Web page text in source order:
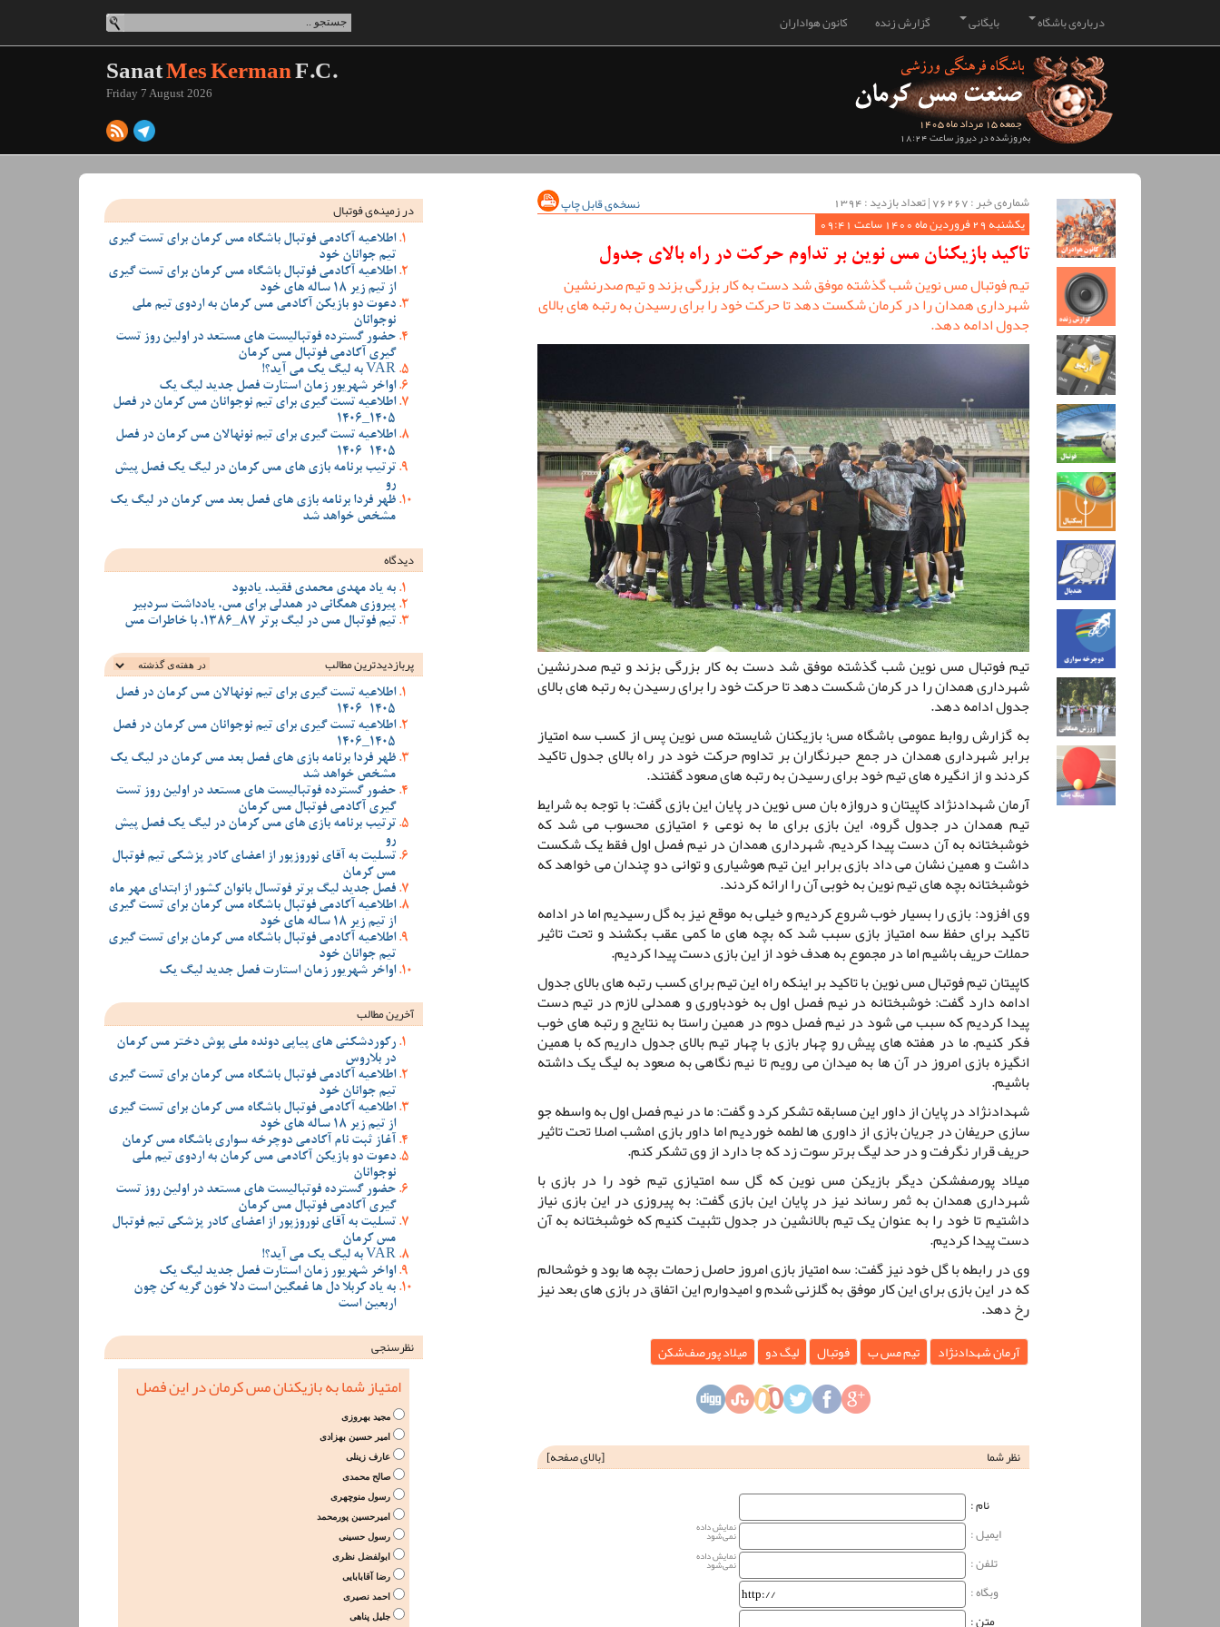
کانون هواداران گزارش زنده بایگانی درباره‌ی باشگاه
جمعه 15 مرداد ماه 1405
به‌روزشده در دیروز ساعت 18:24
SanatMes KermanF.C.
Friday 7 August 2026
شماره‌ی خبر : ‌76267 | تعداد بازدید : 1394
نسخه‌ی قابل چاپ
یکشنبه 29 فروردین ماه 1400 ساعت 09:41
تاکید بازیکنان مس نوین بر تداوم حرکت در راه بالای جدول
تیم فوتبال مس نوین شب گذشته موفق شد دست به کار بزرگی بزند و تیم صدرنشین
شهرداری همدان را در کرمان شکست دهد تا حرکت خود را برای رسیدن به رتبه های بالای
جدول ادامه دهد.
تیم فوتبال مس نوین شب گذشته موفق شد دست به کار بزرگی بزند و تیم صدرنشین
شهرداری همدان را در کرمان شکست دهد تا حرکت خود را برای رسیدن به رتبه های بالای
جدول ادامه دهد.
به گزارش روابط عمومی باشگاه مس؛ بازیکنان شایسته مس نوین پس از کسب سه امتیاز
برابر شهرداری همدان در جمع حبرنگاران بر تداوم حرکت خود در راه بالای جدول تاکید
کردند و از انگیره های تیم خود برای رسیدن به رتبه های صعود گفتند.
آرمان شهدادنژاد کاپیتان و دروازه بان مس نوین در پایان این بازی گفت: با توجه به شرایط
تیم همدان در جدول گروه، این بازی برای ما به نوعی 6 امتیازی محسوب می شد که
خوشبختانه به آن دست پیدا کردیم. شهرداری همدان در نیم فصل اول فقط یک شکست
داشت و همین نشان می داد بازی برابر این تیم هوشیاری و توانی دو چندان می خواهد که
خوشبختانه بچه های تیم نوین به خوبی آن را ارائه کردند.
وی افزود: بازی را بسیار خوب شروع کردیم و خیلی به موقع نیز به گل رسیدیم اما در ادامه
تاکید برای حفظ سه امتیاز بازی سبب شد که بچه های ما کمی عقب بکشند و تحت تاثیر
حملات حریف باشیم اما در مجموع به هدف خود از این بازی دست پیدا کردیم.
کاپیتان تیم فوتبال مس نوین با تاکید بر اینکه راه این تیم برای کسب رتبه های بالای جدول
ادامه دارد گفت: خوشبختانه در نیم فصل اول به خودباوری و همدلی لازم در تیم دست
پیدا کردیم که سبب می شود در نیم فصل دوم در همین راستا به نتایج و رتبه های خوب
فکر کنیم. ما در هفته های پیش رو چهار بازی با چهار تیم بالای جدول داریم که با همین
انگیزه بازی امروز در آن ها به میدان می رویم تا نیم نگاهی به صعود به لیگ یک داشته
باشیم.
شهدادنژاد در پایان از داور این مسابقه تشکر کرد و گفت: ما در نیم فصل اول به واسطه جو
سازی حریفان در جریان بازی از داوری ها لطمه خوردیم اما داور بازی امشب اصلا تحت تاثیر
حریف قرار نگرفت و در حد لیگ برتر سوت زد که جا دارد از وی تشکر کنم.
میلاد پورصفشکن دیگر بازیکن مس نوین که گل سه امتیازی تیم خود را در بازی با
شهرداری همدان به ثمر رساند نیز در پایان این بازی گفت: به پیروزی در این بازی نیاز
داشتیم تا خود را به عنوان یک تیم بالانشین در جدول تثبیت کنیم که خوشبختانه به آن
دست پیدا کردیم.
وی در رابطه با گل خود نیز گفت: سه امتیاز بازی امروز حاصل زحمات بچه ها بود و خوشحالم
که در این بازی برای این کار موفق به گلزنی شدم و امیدوارم این اتفاق در بازی های بعد نیز
رخ دهد.
آرمان شهدادنژاد تیم مس ب فوتبال لیگ دو میلاد پورصف‌شکن
نظر شما [بالای صفحه]
نام‌ :
ایمیل :
نمایش داده
نمی‌شود
تلفن : نمایش داده
نمی‌شود
وبگاه‌ :
متن :
در زمینه‌ی فوتبال
اطلاعیه آکادمی فوتبال باشگاه مس کرمان برای تست گیری
تیم جوانان خود
اطلاعیه آکادمی فوتبال باشگاه مس کرمان برای تست گیری
از تیم زیر 18 ساله های خود
دعوت دو بازیکن آکادمی مس کرمان به اردوی تیم ملی
نوجوانان
حضور گسترده فوتبالیست های مستعد در اولین روز تست
گیری آکادمی فوتبال مس کرمان
VAR به لیگ یک می آید؟!
اواخر شهریور زمان استارت فصل جدید لیگ یک
اطلاعیه تست گیری برای تیم نوجوانان مس کرمان در فصل
1405_1406
اطلاعیه تست گیری برای تیم نونهالان مس کرمان در فصل
1405-1406
ترتیب برنامه بازی های مس کرمان در لیگ یک فصل پیش
رو
ظهر فردا برنامه بازی های فصل بعد مس کرمان در لیگ یک
مشخص خواهد شد
دیدگاه
به یاد مهدی محمدی فقید، یادبود
پیروزی همگانی در همدلی برای مس، یادداشت سردبیر
تیم فوتبال مس در لیگ برتر 87_1386، با خاطرات مس
پربازدیدترین‌ مطالب
اطلاعیه تست گیری برای تیم نونهالان مس کرمان در فصل
1405-1406
اطلاعیه تست گیری برای تیم نوجوانان مس کرمان در فصل
1405_1406
ظهر فردا برنامه بازی های فصل بعد مس کرمان در لیگ یک
مشخص خواهد شد
حضور گسترده فوتبالیست های مستعد در اولین روز تست
گیری آکادمی فوتبال مس کرمان
ترتیب برنامه بازی های مس کرمان در لیگ یک فصل پیش
رو
تسلیت به آقای نوروزپور از اعضای کادر پزشکی تیم فوتبال
مس کرمان
فصل جدید لیگ برتر فوتسال بانوان کشور از ابتدای مهر ماه
اطلاعیه آکادمی فوتبال باشگاه مس کرمان برای تست گیری
از تیم زیر 18 ساله های خود
اطلاعیه آکادمی فوتبال باشگاه مس کرمان برای تست گیری
تیم جوانان خود
اواخر شهریور زمان استارت فصل جدید لیگ یک
آخرین مطالب
رکوردشکنی های پیاپی دونده ملی پوش دختر مس کرمان
در بلاروس
اطلاعیه آکادمی فوتبال باشگاه مس کرمان برای تست گیری
تیم جوانان خود
اطلاعیه آکادمی فوتبال باشگاه مس کرمان برای تست گیری
از تیم زیر 18 ساله های خود
آغاز ثبت نام آکادمی دوچرخه سواری باشگاه مس کرمان
دعوت دو بازیکن آکادمی مس کرمان به اردوی تیم ملی
نوجوانان
حضور گسترده فوتبالیست های مستعد در اولین روز تست
گیری آکادمی فوتبال مس کرمان
تسلیت به آقای نوروزپور از اعضای کادر پزشکی تیم فوتبال
مس کرمان
VAR به لیگ یک می آید؟!
اواخر شهریور زمان استارت فصل جدید لیگ یک
به یاد کربلا دل ها غمگین است دلا خون گریه کن چون
اربعین است
نظرسنجی
امتیاز شما به بازیکنان مس کرمان در این فصل
مجید بهروزی
امیر حسین بهزادی
عارف زینلی
صالح محمدی
رسول منوچهری
امیرحسین پورمحمد
رسول حسینی
ابولفضل نظری
رضا آقابابایی
احمد نصیری
جلیل پناهی